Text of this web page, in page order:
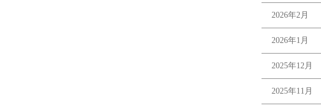
2026年2月
2026年1月
2025年12月
2025年11月